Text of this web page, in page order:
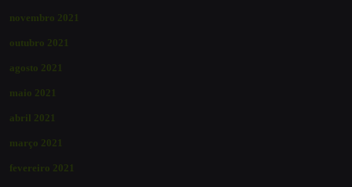
novembro 2021
outubro 2021
agosto 2021
maio 2021
abril 2021
março 2021
fevereiro 2021